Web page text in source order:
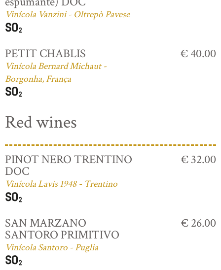
Vinícola Vanzini - Oltrepò Pavese
PETIT CHABLIS
Vinícola Bernard Michaut -
Borgonha, França
€ 40.00
Red wines
PINOT NERO TRENTINO
DOC
Vinícola Lavis 1948 - Trentino
€ 32.00
SAN MARZANO
SANTORO PRIMITIVO
Vinícola Santoro - Puglia
€ 26.00